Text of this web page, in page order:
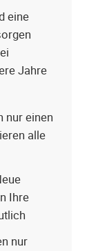
eine
Jahre
nur einen
alle
Ihre
nur